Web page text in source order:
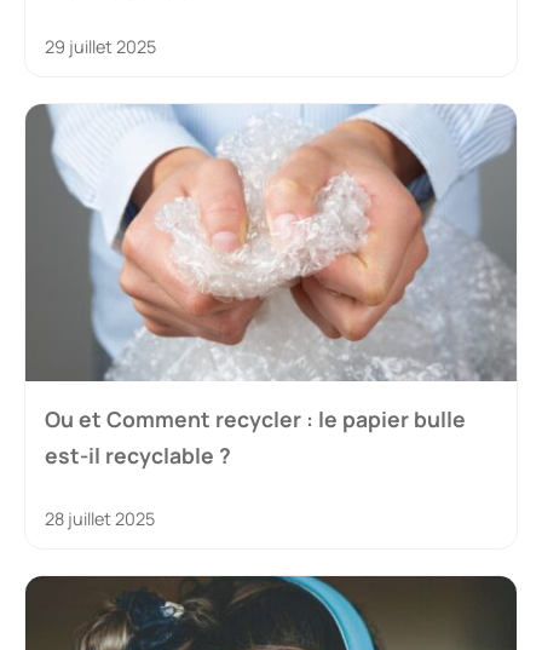
29 juillet 2025
Ou et Comment recycler : le papier bulle
est-il recyclable ?
28 juillet 2025